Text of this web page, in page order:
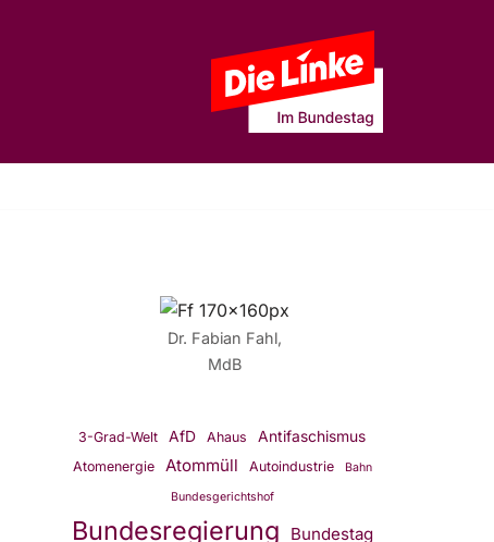
Dr. Fabian Fahl,
MdB
3-Grad-Welt AfD Ahaus Antifaschismus
Atomenergie Atommüll Autoindustrie Bahn
Bundesgerichtshof
Bundesregierung Bundestag